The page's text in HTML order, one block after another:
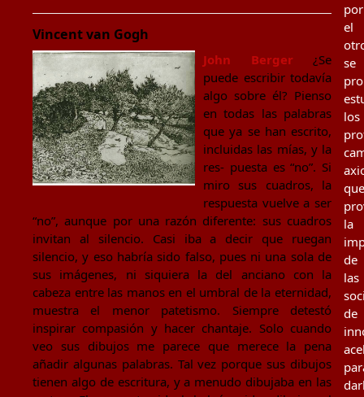
Vincent van Gogh
John Berger¿Se
puede escribir todavía
algo sobre él? Pienso
en todas las palabras
que ya se han escrito,
incluidas las mías, y la
res- puesta es “no”. Si
miro sus cuadros, la
respuesta vuelve a ser
“no”, aunque por una razón diferente: sus cuadros
invitan al silencio. Casi iba a decir que ruegan
silencio, y eso habría sido falso, pues ni una sola de
sus imágenes, ni siquiera la del anciano con la
cabeza entre las manos en el umbral de la eternidad,
muestra el menor patetismo. Siempre detestó
inspirar compasión y hacer chantaje. Solo cuando
veo sus dibujos me parece que merece la pena
añadir algunas palabras. Tal vez porque sus dibujos
tienen algo de escritura, y a menudo dibujaba en las
por
el
se
los
que
la
de
las
de